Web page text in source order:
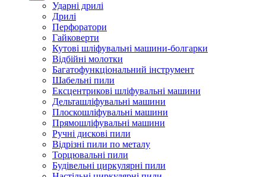
Ударні дрилі
Дрилі
Перфоратори
Гайковерти
Кутові шліфувальні машини-болгарки
Відбійні молотки
Багатофункціональний інструмент
Шабельні пили
Ексцентрикові шліфувальні машини
Дельташліфувальні машини
Плоскошліфувальні машини
Прямошліфувальні машини
Ручні дискові пили
Відрізні пили по металу
Торцювальні пили
Будівельні циркулярні пили